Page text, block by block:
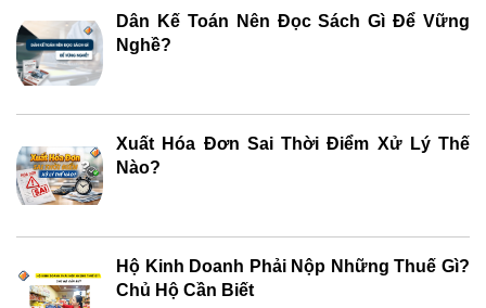
Dân Kế Toán Nên Đọc Sách Gì Để Vững
Nghề?
Xuất Hóa Đơn Sai Thời Điểm Xử Lý Thế
Nào?
Hộ Kinh Doanh Phải Nộp Những Thuế Gì?
Chủ Hộ Cần Biết